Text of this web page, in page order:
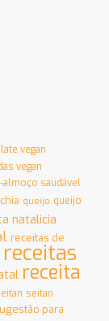
vegan
vegan
almoço saudável
queijo queijo
natalicia
receitas de
receitas
receita
seitan
para